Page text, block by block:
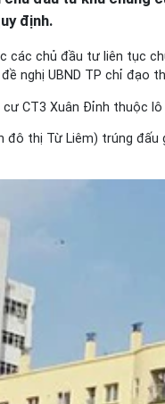
định.
các chủ đầu tư liên tục
nghị UBND TP chỉ đạo
CT3 Xuân Đỉnh thuộc
thị Từ Liêm) trúng